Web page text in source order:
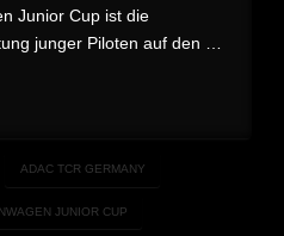
Junior Cup ist die
junger Piloten auf den …
ADAC TCR GERMANY
JUNIOR CUP